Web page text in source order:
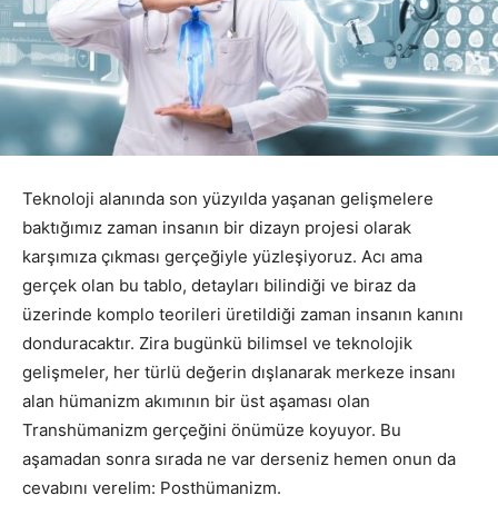
Teknoloji alanında son yüzyılda yaşanan gelişmelere
baktığımız zaman insanın bir dizayn projesi olarak
karşımıza çıkması gerçeğiyle yüzleşiyoruz. Acı ama
gerçek olan bu tablo, detayları bilindiği ve biraz da
üzerinde komplo teorileri üretildiği zaman insanın kanını
donduracaktır. Zira bugünkü bilimsel ve teknolojik
gelişmeler, her türlü değerin dışlanarak merkeze insanı
alan hümanizm akımının bir üst aşaması olan
Transhümanizm gerçeğini önümüze koyuyor. Bu
aşamadan sonra sırada ne var derseniz hemen onun da
cevabını verelim: Posthümanizm.